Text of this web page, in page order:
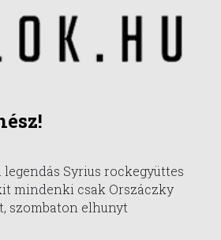
Syrius rockegyüttes
mindenki csak Orszáczky
szombaton elhunyt